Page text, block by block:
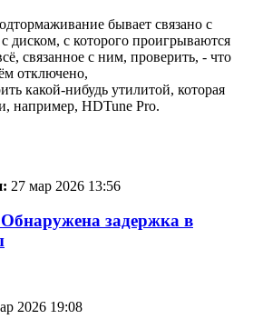
бывает связано с
диском, с которого проигрываются
связанное с ним, проверить, - что
отключено,
какой-нибудь утилитой, которая
например, HDTune Pro.
27 мар 2026 13:56
задержка в
2026 19:08